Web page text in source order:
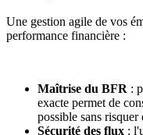
Une gestion agile de vos
performance financière :
Maîtrise du BFR :
exacte permet de
possible sans risquer
Sécurité des flux :